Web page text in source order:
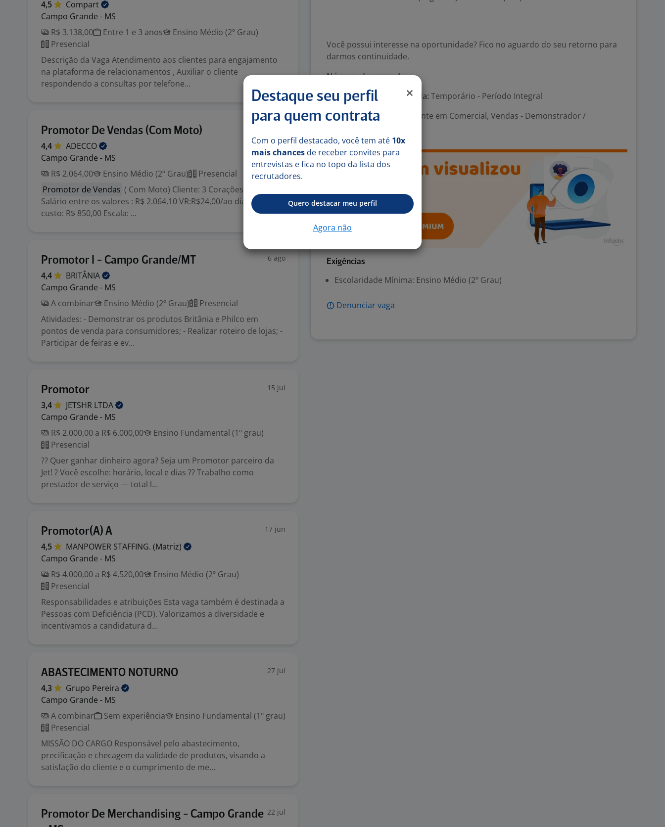
4,5
Compart
Campo Grande - MS
R$ 3.138,00
Entre 1 e 3 anos
Ensino Médio (2º Grau)
Presencial
Descrição da Vaga Atendimento aos clientes para engajamento
na plataforma de relacionamentos , Auxiliar o cliente
respondendo a consultas por telefone...
Promotor De Vendas (Com Moto)
4,4
ADECCO
Campo Grande - MS
R$ 2.064,00
Ensino Médio (2º Grau)
Presencial
Promotor de Vendas ( Com Moto) Cliente: 3 Corações ( Café)
Salário entre os valores : R$ 2.064,10 VR:R$24,00/ao dia Ajuda de
custo: R$ 850,00 Escala: ...
Promotor I - Campo Grande/MT 6 ago
4,4
BRITÂNIA
Campo Grande - MS
A combinar
Ensino Médio (2º Grau)
Presencial
Atividades: - Demonstrar os produtos Britânia e Philco em
pontos de venda para consumidores; - Realizar roteiro de lojas; -
Participar de feiras e ev...
Promotor 15 jul
3,4 JETSHR LTDA
Campo Grande - MS
R$ 2.000,00 a R$ 6.000,00
Ensino Fundamental (1º grau)
Presencial
?? Quer ganhar dinheiro agora? Seja um Promotor parceiro da
Jet! ? Você escolhe: horário, local e dias ?? Trabalho como
prestador de serviço — total l...
Promotor(A) A 17 jun
4,5 MANPOWER STAFFING. (Matriz)
Campo Grande - MS
R$ 4.000,00 a R$ 4.520,00
Ensino Médio (2º Grau)
Presencial
Responsabilidades e atribuições Esta vaga também é destinada a
Pessoas com Deficiência (PCD). Valorizamos a diversidade e
incentivamos a candidatura d...
ABASTECIMENTO NOTURNO 27 jul
4,3 Grupo Pereira
Campo Grande - MS
A combinar
Sem experiência
Ensino Fundamental (1º grau)
Presencial
MISSÃO DO CARGO Responsável pelo abastecimento,
precificação e checagem da validade de produtos, visando a
satisfação do cliente e o cumprimento de me...
Promotor De Merchandising - Campo Grande 22 jul
Você possui interesse na oportunidade? Fico no aguardo do seu retorno para
darmos continuidade.
Número de vagas:1
Tipo de contrato e Jornada: Temporário - Período Integral
Área Profissional:
Assistente em Comercial, Vendas - Demonstrador /
Exigências
Escolaridade Mínima: Ensino Médio (2º Grau)
Denunciar vaga
Destaque seu perfil
para quem contrata
Com o perfil destacado, você tem até 10x
mais chances de receber convites para
entrevistas e fica no topo da lista dos
recrutadores.
Quero destacar meu perfil
Agora não